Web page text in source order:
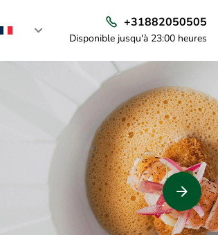
+31882050505
Disponible jusqu'à 23:00 heures